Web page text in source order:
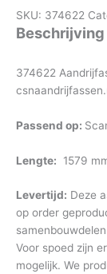
SKU: 374622
Beschrijving
374622
Passend op:
Lengte: 1579
Levertijd: Deze
op order
Voor spoed zijn
mogelijk. We